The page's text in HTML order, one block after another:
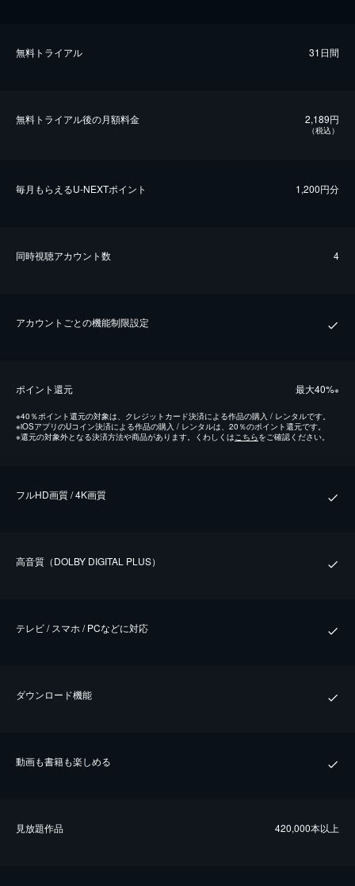
無料トライアル 31日間
無料トライアル後の⽉額料金 2,189円
（税込）
毎⽉もらえるU-NEXTポイント 1,200円分
同時視聴アカウント数 4
アカウントごとの機能制限設定
ポイント還元 最⼤40%※
※40％ポイント還元の対象は、クレジットカード決済による作品の購入 / レンタルです。
※iOSアプリのUコイン決済による作品の購入 / レンタルは、20％のポイント還元です。
※還元の対象外となる決済方法や商品があります。くわしくはこちらをご確認ください。
フルHD画質 / 4K画質
⾼⾳質（DOLBY DIGITAL PLUS）
テレビ / スマホ / PCなどに対応
ダウンロード機能
動画も書籍も楽しめる
⾒放題作品 420,000本以上